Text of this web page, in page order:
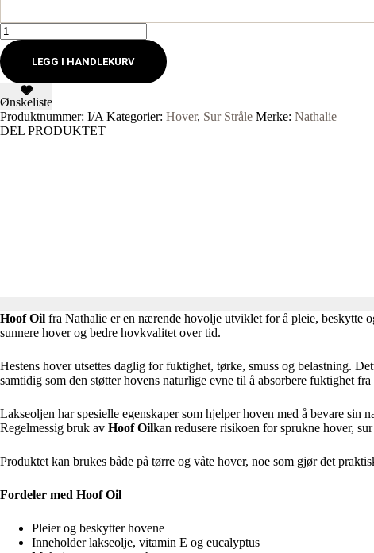
Hoof
Oil
antall
LEGG I HANDLEKURV
Ønskeliste
Produktnummer: I/A Kategorier: Hover, Sur Stråle Merke: Nathalie
DEL PRODUKTET
Hoof Oil fra Nathalie er en nærende hovolje utviklet for å pleie, beskytte
sunnere hover og bedre hovkvalitet over tid.
Hestens hover utsettes daglig for fuktighet, tørke, smuss og belastning.
samtidig som den støtter hovens naturlige evne til å absorbere fuktighet fra
Lakseoljen har spesielle egenskaper som hjelper hoven med å bevare
Regelmessig bruk av Hoof Oilkan redusere risikoen for sprukne hover,
Produktet kan brukes både på tørre og våte hover, noe som gjør det
Fordeler med Hoof Oil
Pleier og beskytter hovene
Inneholder lakseolje, vitamin E og eucalyptus